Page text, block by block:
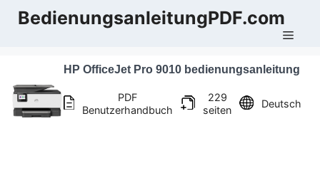
Zum
InhaltBedienungsanleitungPDF.com
HP OfficeJet Pro 9010 bedienungsanleitung
PDF
Benutzerhandbuch
229
seiten
Deutsch